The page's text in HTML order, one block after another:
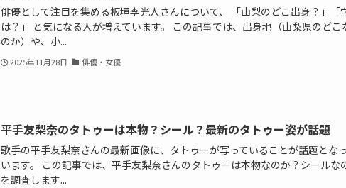
俳優として注目を集める板垣李光人さんについて、 「山梨のどこ出身？」「
は？」 と気になる人が増えています。 この記事では、出身地（山梨県のどこ
のか）や、小...
2025年11月28日 俳優・女優
平手友梨奈のタトゥーは本物？シール？最新のタトゥー姿が話題
歌手の平手友梨奈さんの最新画像に、タトゥーが写っていることが話題とな
います。 この記事では、平手友梨奈さんのタトゥーは本物なのか？シールな
を調査します...